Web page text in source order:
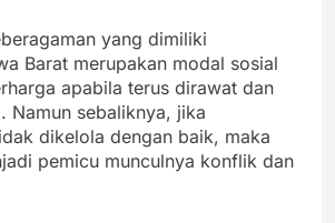
yang dimiliki
Barat merupakan modal sosial
apabila terus dirawat dan
Namun sebaliknya, jika
dikelola dengan baik, maka
pemicu munculnya konflik dan